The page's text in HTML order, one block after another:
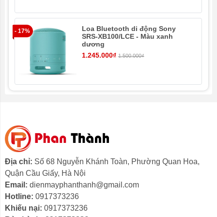
chất âm riêng biệt, chân thực và sống động xung quanh
mình.
Khám phá độ sâuâm thanh hoàn hảochưa từng có
Loa siêu trầm tích hợp
Thưởng thức chất lượng âm thanh chuẩn điện ảnh tại
gia với loa siêu trầm đi kèm loa thanh. Nhờ âm trầm
Tăng cường âm bass cho trải nghiệm cực đã
Chế độ tăng cường âm trầm Bass Boost
Đắm mình trong những sắc âm trầm mạnh mẽ, sống
động như thật bằng cách kích hoạt chế độ Bass Boost
trên loa thanh. Loa subwoofer đi kèm giúp tăng cường
âm bass mạnh mẽ và nâng âm bass lên một tầm cao
mới, với dải âm thanh đa dạng, phong phú.
- 17%
Loa Bluetooth di động Sony
SRS-XB100/LCE - Màu xanh
dương
1.245.000₫ 1.500.000₫
Địa chỉ: Số 68 Nguyễn Khánh Toàn, Phường Quan Hoa,
Quận Cầu Giấy, Hà Nội
Email: dienmayphanthanh@gmail.com
Hotline: 0917373236
Khiếu nại: 0917373236